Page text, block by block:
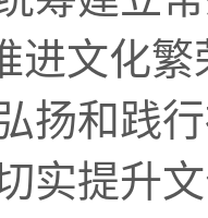
进文化
扬和践
实提升